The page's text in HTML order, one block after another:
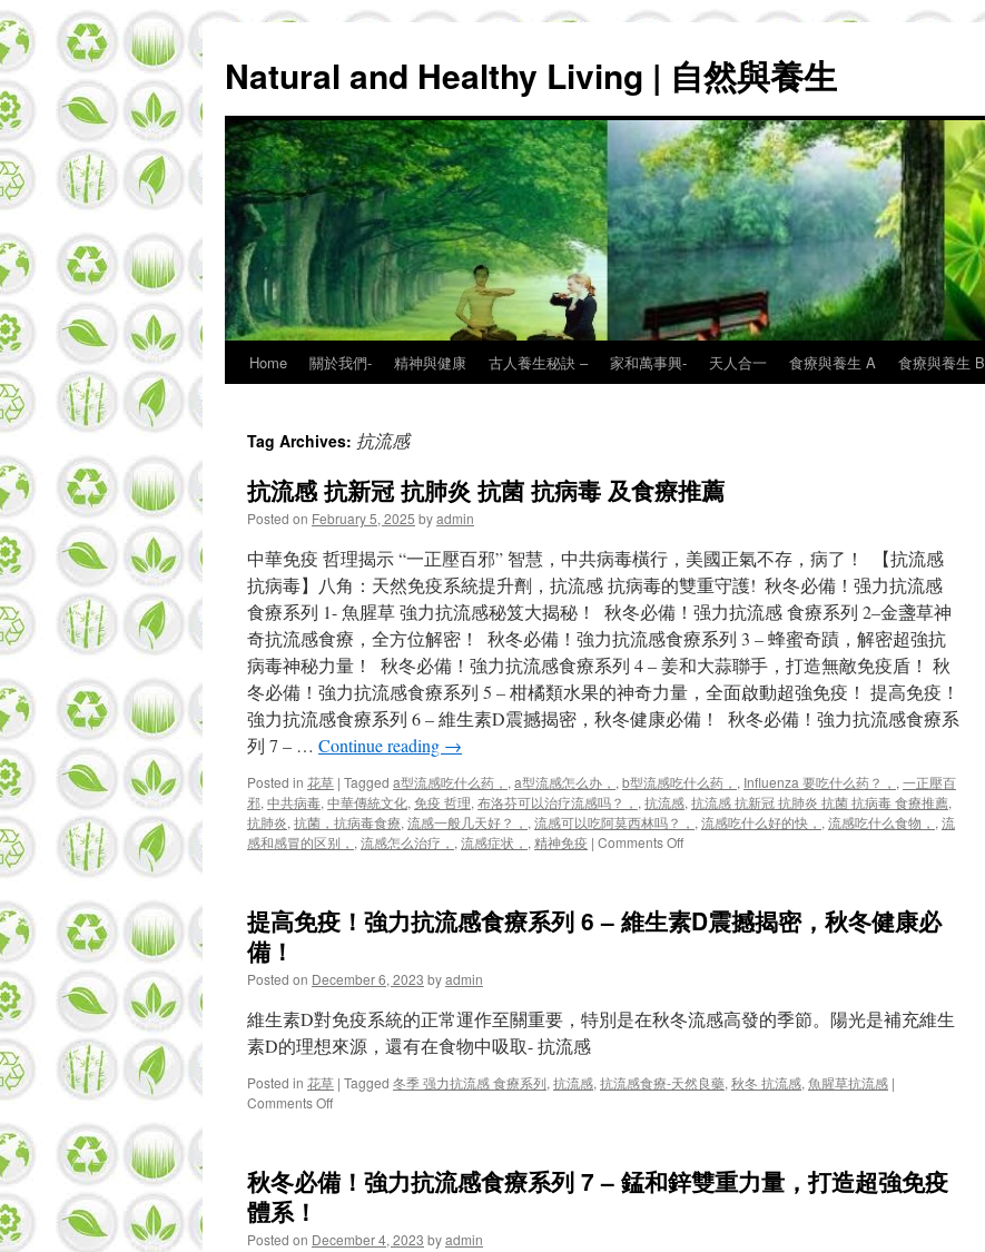
Natural and Healthy Living | 自然與養生
Skip
content
Home 關於我們- 精神與健康 古人養生秘訣 – 家和萬事興- 天人合一 食療與養生 A 食療與養生 B
Tag Archives: 抗流感
抗流感 抗新冠 抗肺炎 抗菌 抗病毒 及食療推薦
Posted on February 5, 2025 byadmin
中華免疫 哲理揭示 “一正壓百邪” 智慧，中共病毒橫行，美國正氣不存，病了！ 【抗流感
抗病毒】八角：天然免疫系統提升劑，抗流感 抗病毒的雙重守護! 秋冬必備！强力抗流感
食療系列 1- 魚腥草 強力抗流感秘笈大揭秘！ 秋冬必備！强力抗流感 食療系列 2–金盞草神
奇抗流感食療，全方位解密！ 秋冬必備！強力抗流感食療系列 3 – 蜂蜜奇蹟，解密超強抗
病毒神秘力量！ 秋冬必備！強力抗流感食療系列 4 – 姜和大蒜聯手，打造無敵免疫盾！ 秋
冬必備！強力抗流感食療系列 5 – 柑橘類水果的神奇力量，全面啟動超強免疫！ 提高免疫！
強力抗流感食療系列 6 – 維生素D震撼揭密，秋冬健康必備！ 秋冬必備！強力抗流感食療系
列 7 – … Continue reading →
Posted in 花草 | Tagged a型流感吃什么药， , a型流感怎么办， , b型流感吃什么药， , Influenza 要吃什么药？， , 一正壓百
邪, 中共病毒, 中華傳統文化, 免疫 哲理, 布洛芬可以治疗流感吗？， , 抗流感, 抗流感 抗新冠 抗肺炎 抗菌 抗病毒 食療推薦,
抗肺炎, 抗菌，抗病毒食療, 流感一般几天好？， , 流感可以吃阿莫西林吗？， , 流感吃什么好的快， , 流感吃什么食物， , 流
感和感冒的区别， , 流感怎么治疗， , 流感症状， , 精神免疫 | Comments Offon
抗
炎
抗
療
提高免疫！強力抗流感食療系列 6 – 維生素D震撼揭密，秋冬健康必
備！
Posted on December 6, 2023 byadmin
維生素D對免疫系統的正常運作至關重要，特別是在秋冬流感高發的季節。陽光是補充維生
素D的理想來源，還有在食物中吸取- 抗流感
Posted in 花草 | Tagged 冬季 强力抗流感 食療系列, 抗流感, 抗流感食療-天然良藥, 秋冬 抗流感, 魚腥草抗流感 |
Comments Offon
疫！
抗
秋冬必備！強力抗流感食療系列 7 – 錳和鋅雙重力量，打造超強免疫
體系！
Posted on December 4, 2023 byadmin